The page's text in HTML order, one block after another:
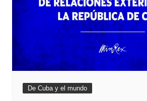
De Cuba y el mundo